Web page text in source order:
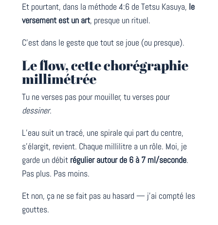
Et pourtant, dans la méthode 4:6 de Tetsu Kasuya, le
versement est un art, presque un rituel.
C’est dans le geste que tout se joue (ou presque).
Le flow, cette chorégraphie
millimétrée
Tu ne verses pas pour mouiller, tu verses pour
dessiner.
L’eau suit un tracé, une spirale qui part du centre,
s’élargit, revient. Chaque millilitre a un rôle. Moi, je
garde un débit régulier autour de 6 à 7 ml/seconde.
Pas plus. Pas moins.
Et non, ça ne se fait pas au hasard — j’ai compté les
gouttes.